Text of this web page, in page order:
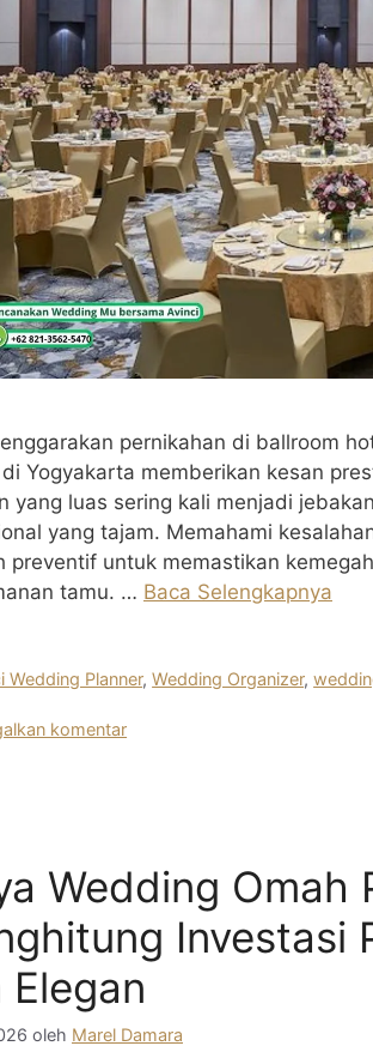
pernikahan di ballroom
Yogyakarta memberikan kesan
yang luas sering kali menjadi
yang tajam. Memahami
preventif untuk memastikan
tamu. … Baca Selengkapnya
Wedding Planner,Wedding Organizer,
komentar
Wedding Omah
Investasi
Elegan
oleh Marel Damara